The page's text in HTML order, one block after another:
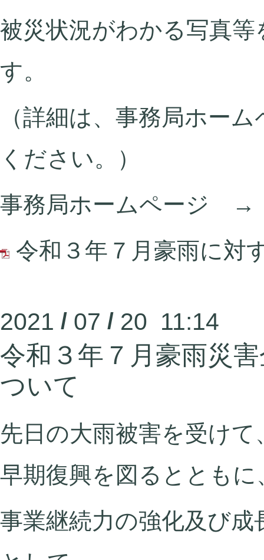
被災状況がわかる写真
す。
（詳細は、事務局ホー
ください。）
事務局ホームページ
令和３年７月豪雨に対
2021 / 07 / 20 11:14
令和３年７月豪雨災
ついて
先日の大雨被害を受け
早期復興を図るとともに
事業継続力の強化及び